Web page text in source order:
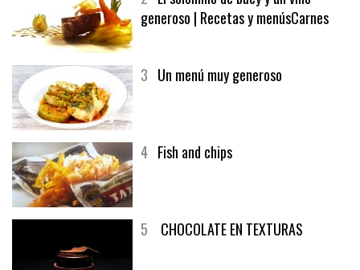
generoso | Recetas y menúsCarnes
3 Un menú muy generoso
4 Fish and chips
5 CHOCOLATE EN TEXTURAS